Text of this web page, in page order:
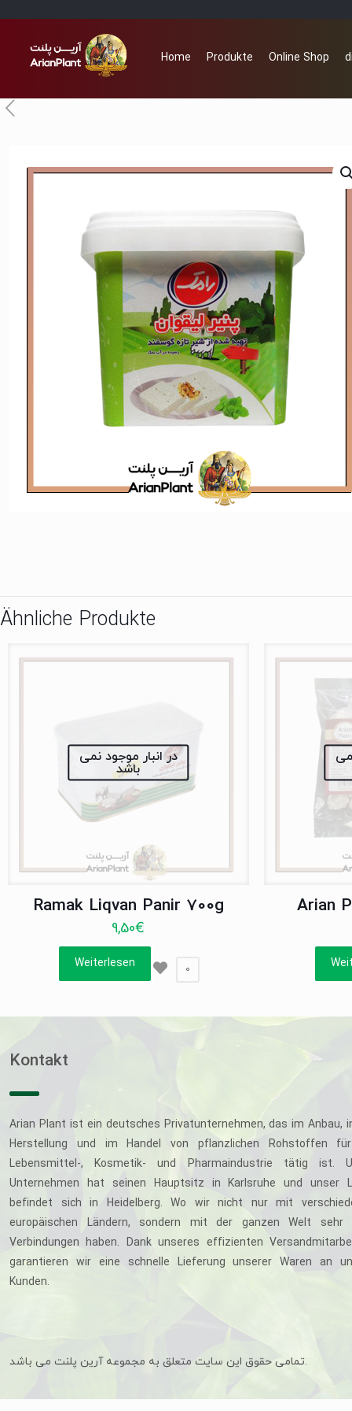
Home Produkte Online Shop
Ähnliche Produkte
در انبار موجود نمی
باشد
Ramak Liqvan Panir 700g
9,50€
Weiterlesen 0
Arian
Kontakt
Arian Plant ist ein deutsches Privatunternehmen, das im Anbau,
Herstellung und im Handel von pflanzlichen Rohstoffen
Lebensmittel-, Kosmetik- und Pharmaindustrie tätig ist.
Unternehmen hat seinen Hauptsitz in Karlsruhe und unser
befindet sich in Heidelberg. Wo wir nicht nur mit
europäischen Ländern, sondern mit der ganzen Welt sehr
Verbindungen haben. Dank unseres effizienten
garantieren wir eine schnelle Lieferung unserer Waren an
Kunden.
تمامی حقوق این سایت متعلق به مجموعه آرین پلنت می باشد.